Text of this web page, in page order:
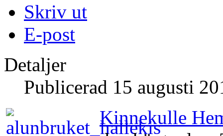
Skriv ut
E-post
Detaljer
Publicerad 15 augusti
Kinnekulle